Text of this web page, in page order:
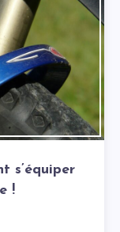
s’équiper
!